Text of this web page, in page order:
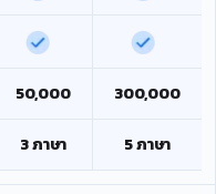
50,000 300,000
3 ภาษา 5 ภาษา